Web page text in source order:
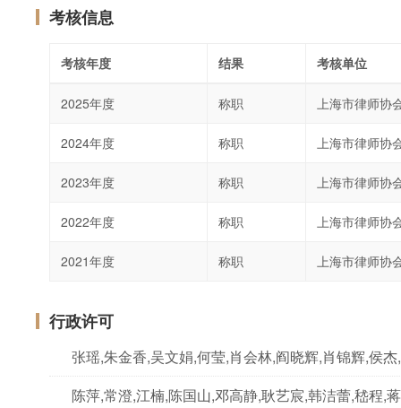
考核信息
考核年度 结果 考核单位
2025年度 称职 上海市律师协
2024年度 称职 上海市律师协
2023年度 称职 上海市律师协
2022年度 称职 上海市律师协
2021年度 称职 上海市律师协
行政许可